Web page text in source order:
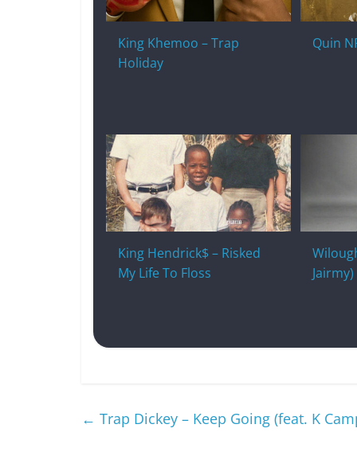
King Khemoo – Trap
Holiday
Quin
King Hendrick$ – Risked
My Life To Floss
Jairmy)
← Trap Dickey – Keep Going (feat. K